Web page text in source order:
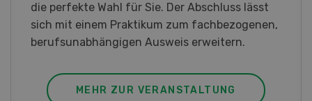
MEHR ZUR VERANSTALTUNG